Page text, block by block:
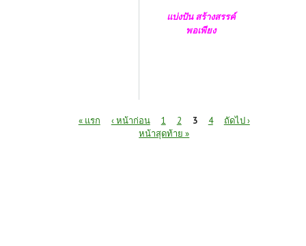
แบ่งปัน สร้างสรรค์
พอเพียง
« แรก ‹ หน้าก่อน 1 2 3 4
ถัดไป ›
หน้าสุดท้าย »